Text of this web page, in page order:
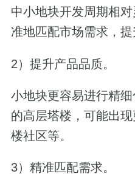
中小地块开发周期相
准地匹配市场需求，提
2）提升产品品质。
小地块更容易进行精
的高层塔楼，可能出
楼社区等。
3）精准匹配需求。